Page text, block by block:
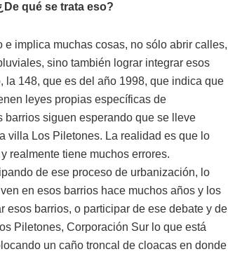
qué se trata eso?
implica muchas cosas, no sólo abrir calles,
sino también lograr integrar esos
la 148, que es del año 1998, que indica que
leyes propias específicas de
barrios siguen esperando que se lleve
villa Los Piletones. La realidad es que lo
realmente tiene muchos errores.
de ese proceso de urbanización, lo
en esos barrios hace muchos años y los
esos barrios, o participar de ese debate y de
Piletones, Corporación Sur lo que está
un caño troncal de cloacas en donde